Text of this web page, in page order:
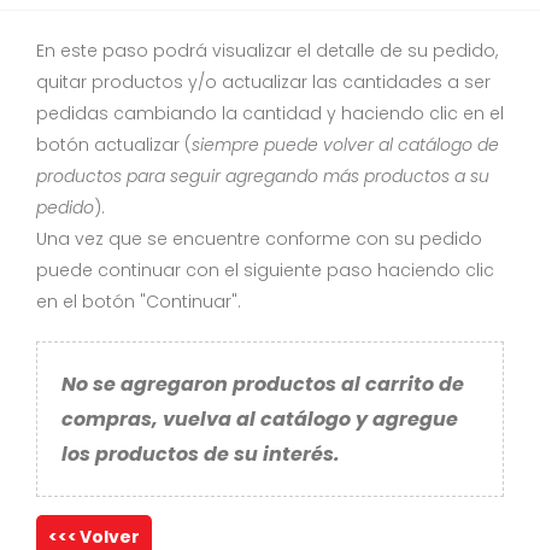
En este paso podrá visualizar el detalle de su pedido,
quitar productos y/o actualizar las cantidades a ser
pedidas cambiando la cantidad y haciendo clic en el
botón actualizar (siempre puede volver al catálogo de
productos para seguir agregando más productos a su
pedido).
Una vez que se encuentre conforme con su pedido
puede continuar con el siguiente paso haciendo clic
en el botón "Continuar".
No se agregaron productos al carrito de
compras, vuelva al catálogo y agregue
los productos de su interés.
<<< Volver